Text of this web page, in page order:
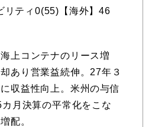
リティ0(55)【海外】46
上コンテナのリース増
あり営業益続伸。27年３
収益性向上。米州の与信
月決算の平常化をこな
配。